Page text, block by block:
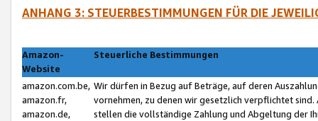
ANHANG 3: STEUERBESTIMMUNGEN FÜR DIE
Amazon-
Website
Steuerliche Bestimmungen
amazon.com.be,
amazon.fr,
amazon.de,
Wir dürfen in Bezug auf Beträge, auf deren
vornehmen, zu denen wir gesetzlich verpflichtet
stellen die vollständige Zahlung und Abgeltung der